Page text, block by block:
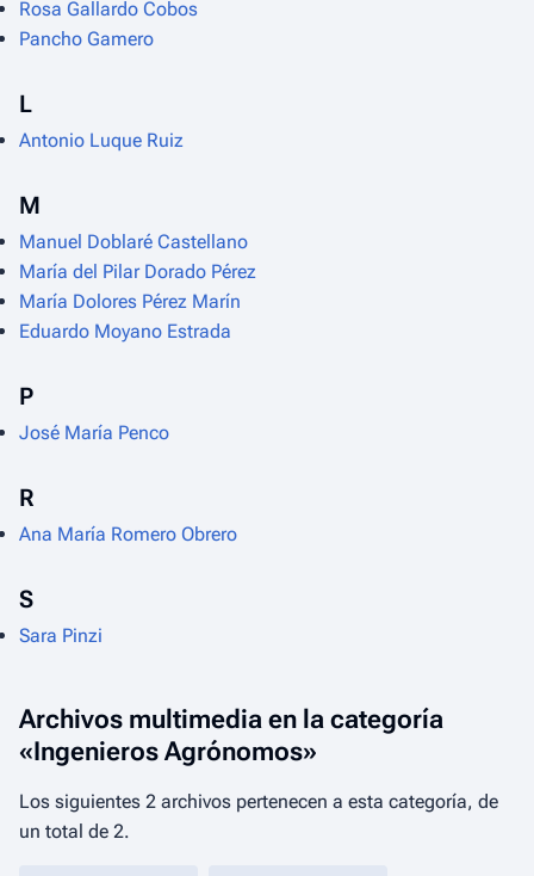
Rosa Gallardo Cobos
Pancho Gamero
L
Antonio Luque Ruiz
M
Manuel Doblaré Castellano
María del Pilar Dorado Pérez
María Dolores Pérez Marín
Eduardo Moyano Estrada
P
José María Penco
R
Ana María Romero Obrero
S
Sara Pinzi
Archivos multimedia en la categoría
«Ingenieros Agrónomos»
Los siguientes 2 archivos pertenecen a esta categoría, de
un total de 2.